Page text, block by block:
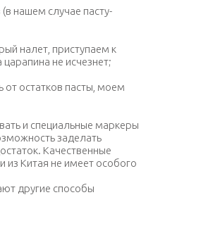
нашем случае пасту-
налет, приступаем к
не исчезнет;
остатков пасты, моем
и специальные маркеры
заделать
Качественные
из Китая не имеет особого